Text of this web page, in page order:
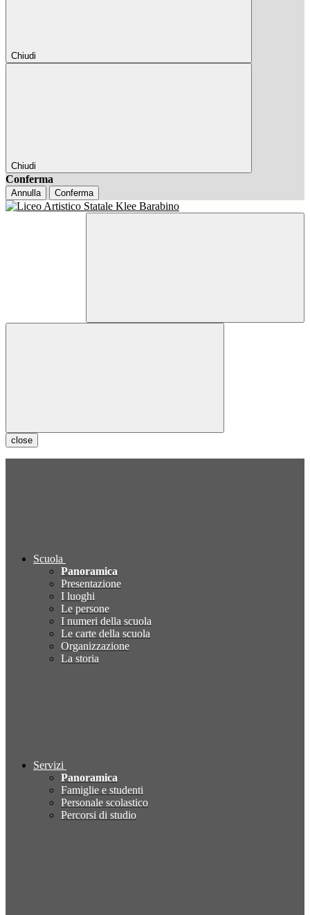
Chiudi
Chiudi
Conferma
Annulla Conferma
close
Scuola
Panoramica
Presentazione
I luoghi
Le persone
I numeri della scuola
Le carte della scuola
Organizzazione
La storia
Servizi
Panoramica
Famiglie e studenti
Personale scolastico
Percorsi di studio